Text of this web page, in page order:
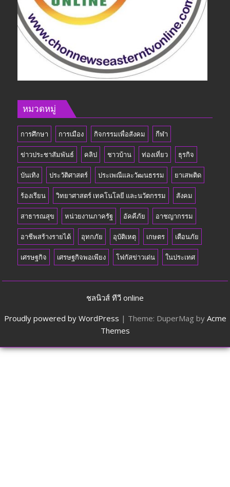
หมวดหมู่
การศึกษา การเมือง กิจกรรมเพื่อสังคม กีฬา
ข่าวประชาสัมพันธ์ คลิป ชาวบ้าน ท่องเที่ยว ธุรกิจ
บันเทิง ประวัติศาสตร์ ประเพณีและวัฒนธรรม ยาเสพติด
ร้องเรียน วิทยาศาสตร์ เทคโนโลยี และนวัตกรรม สังคม
สาธารณสุข หน่วยงานภาครัฐ อัคคีภัย อาชญากรรม
อาชีพสร้างรายได้ อุทกภัย อุบัติเหตุ เกษตร เตือนภัย
เศรษฐกิจ เศรษฐกิจพอเพียง โฟกัสข่าวเด่น ในประเทศ
ชลนิวส์ ทีวี online
Proudly powered by WordPress | Theme: DuperMag by Acme
Themes